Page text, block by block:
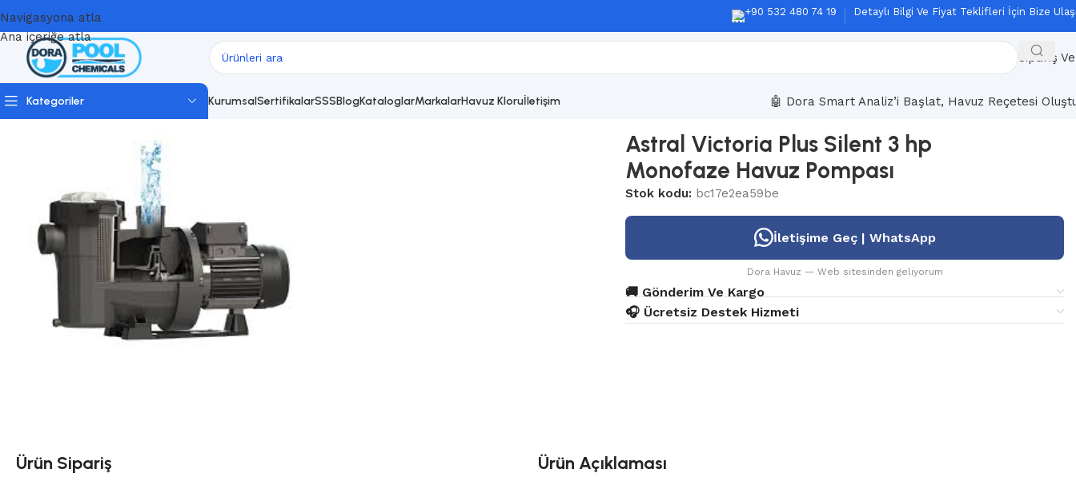
Navigasyona atla
Ana içeriğe atla
+90 532 480 74 19 Detaylı Bilgi Ve Fiyat Teklifleri İçin Bize
Sipariş
Kategoriler KurumsalSertifikalarSSSBlogKataloglarMarkalarHavuz Kloruİletişim
🤖 Dora Smart Analiz’i Başlat, Havuz Reçetesi
Astral Victoria Plus Silent 3 hp
Monofaze Havuz Pompası
Stok kodu: bc17e2ea59be
İletişime Geç | WhatsApp
Dora Havuz — Web sitesinden geliyorum
🚚 Gönderim Ve Kargo
🎧 Ücretsiz Destek Hizmeti
Ürün Sipariş Ürün Açıklaması